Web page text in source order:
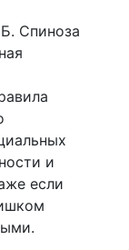
Спиноза
и
если